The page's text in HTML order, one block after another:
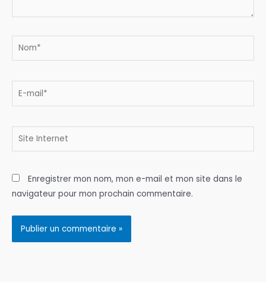
Nom*
E-
Site
Internet
Enregistrer mon nom, mon e-mail et mon site dans le
navigateur pour mon prochain commentaire.